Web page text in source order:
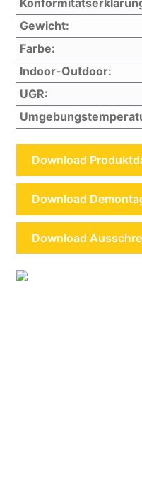
Gewicht:
Farbe:
Indoor-Outdoor:
UGR:
Download
Download
Download